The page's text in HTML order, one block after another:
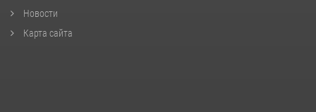
Новости
Карта сайта